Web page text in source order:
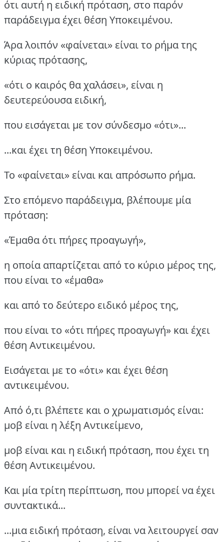
ότι αυτή η ειδική πρόταση, στο παρόν
παράδειγμα έχει θέση Υποκειμένου.
Άρα λοιπόν «φαίνεται» είναι το ρήμα της
κύριας πρότασης,
«ότι ο καιρός θα χαλάσει», είναι η
δευτερεύουσα ειδική,
που εισάγεται με τον σύνδεσμο «ότι»...
...και έχει τη θέση Υποκειμένου.
Το «φαίνεται» είναι και απρόσωπο ρήμα.
Στο επόμενο παράδειγμα, βλέπουμε μία
πρόταση:
«Έμαθα ότι πήρες προαγωγή»,
η οποία απαρτίζεται από το κύριο μέρος της,
που είναι το «έμαθα»
και από το δεύτερο ειδικό μέρος της,
που είναι το «ότι πήρες προαγωγή» και έχει
θέση Αντικειμένου.
Εισάγεται με το «ότι» και έχει θέση
αντικειμένου.
Από ό,τι βλέπετε και ο χρωματισμός είναι:
μοβ είναι η λέξη Αντικείμενο,
μοβ είναι και η ειδική πρόταση, που έχει τη
θέση Αντικειμένου.
Και μία τρίτη περίπτωση, που μπορεί να έχει
συντακτικά...
...μια ειδική πρόταση, είναι να λειτουργεί σαν